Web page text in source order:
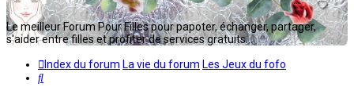
Le meilleur Forum Pour Filles pour papoter, échanger, partager,
s'aider entre filles et profiter de services gratuits...
Index du forum La vie du forum Les Jeux du fofo
Rechercher